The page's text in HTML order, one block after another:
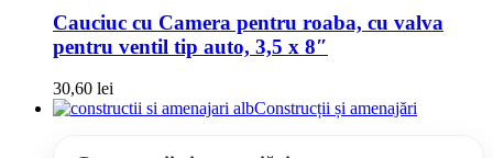
Cauciuc cu Camera pentru roaba, cu valva
pentru ventil tip auto, 3,5 x 8″
30,60 lei
Construcții și amenajări